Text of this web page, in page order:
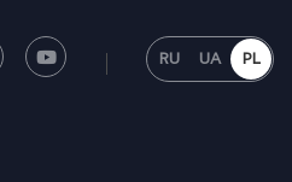
RU UA PL